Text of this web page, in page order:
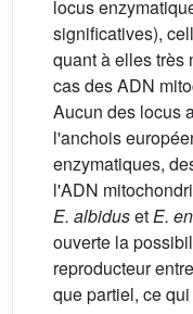
locus
significatives),
quant à elles très
cas des ADN
Aucun des locus
l'anchois
enzymatiques,
l'ADN
E. albidusetE.
ouverte la
reproducteur
que partiel, ce